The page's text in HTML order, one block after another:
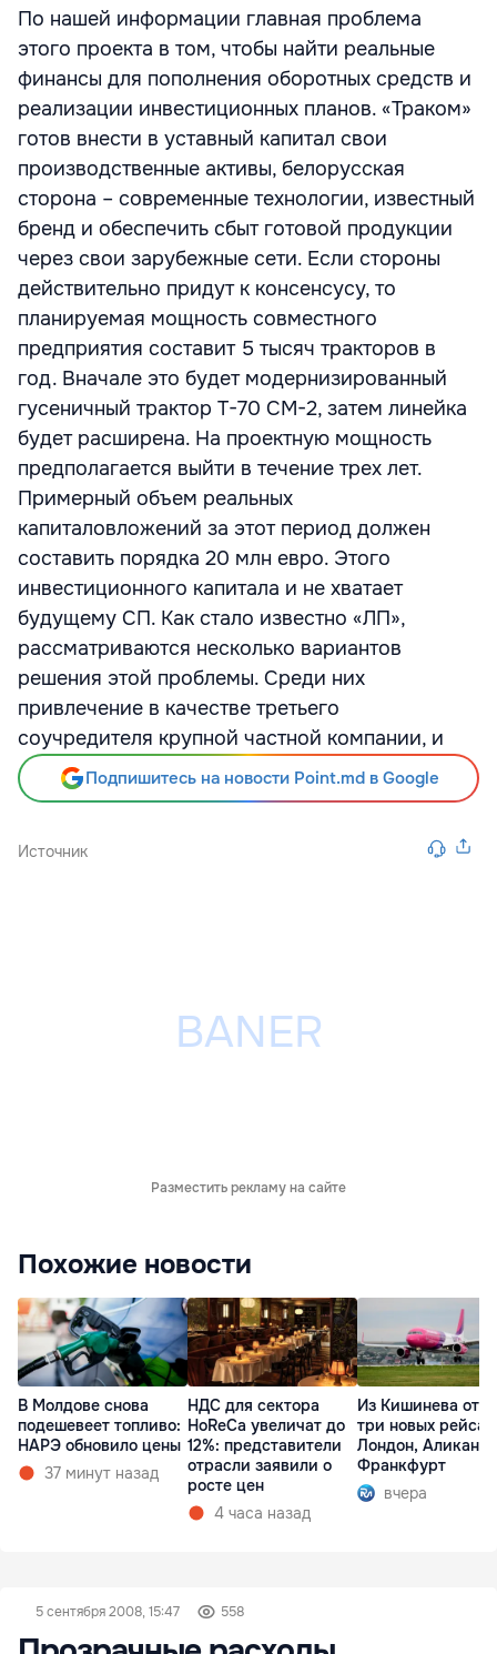
По нашей информации главная проблема
этого проекта в том, чтобы найти реальные
финансы для пополнения оборотных средств и
реализации инвестиционных планов. «Траком»
готов внести в уставный капитал свои
производственные активы, белорусская
сторона – современные технологии, известный
бренд и обеспечить сбыт готовой продукции
через свои зарубежные сети. Если стороны
действительно придут к консенсусу, то
планируемая мощность совместного
предприятия составит 5 тысяч тракторов в
год. Вначале это будет модернизированный
гусеничный трактор Т-70 СМ-2, затем линейка
будет расширена. На проектную мощность
предполагается выйти в течение трех лет.
Примерный объем реальных
капиталовложений за этот период должен
составить порядка 20 млн евро. Этого
инвестиционного капитала и не хватает
будущему СП. Как стало известно «ЛП»,
рассматриваются несколько вариантов
решения этой проблемы. Среди них
привлечение в качестве третьего
соучредителя крупной частной компании, и
Подпишитесь на новости Point.md в Google
Источник
Разместить рекламу на сайте
Похожие новости
В Молдове снова
подешевеет топливо:
НАРЭ обновило цены
37 минут назад
НДС для сектора
HoReCa увеличат до
12%: представители
отрасли заявили о
росте цен
4 часа назад
Из Кишинева
три новых рейса
Лондон,
Франкфурт
вчера
5 сентября 2008, 15:47 558